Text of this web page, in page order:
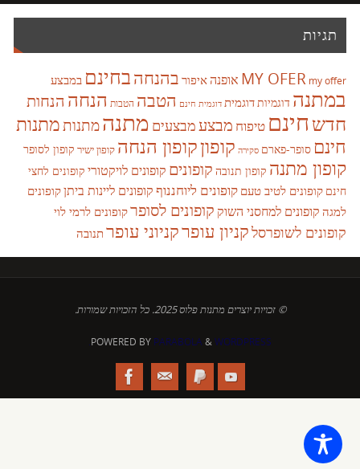
תגיות
MY OFER my offer אופנהאיפור בהנחהבחינם במבצע
במתנה דוגמיותדוגמית דוגמית חינם הטבה הטבות הנחה הנחות
חדשחינם טיפוח מבצעמבצעים מתנהמתנותמתנות
חינם סופר-פארם סקירה קופוןקופון הנחה קופון ישיר קופון לסופר
קופון מתנה קופון תנובה קופונים קופונים לויקטורי קופונים לחצי
חינם קופונים לטיב טעם קופונים ליוחננוףקופונים ליינות ביתןקופונים
למגה קופונים למחסני השוק קופונים לסופרקופונים לרמי לוי
קופונים לשופרסלקניון עופרקניוני עופרתנובה
© זכויות יוצרים מתנות פלוס 2025. כל הזכויות שמורות.
POWERED BY PARABOLA&WORDPRESS.